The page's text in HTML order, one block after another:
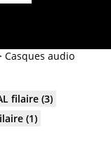
Casques audio
filaire (3)
(1)